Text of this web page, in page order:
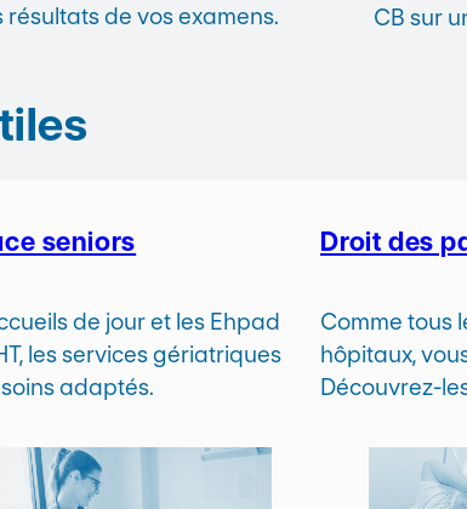
résultats de vos examens.
CB sur
seniors
de jour et les Ehpad
les services gériatriques
adaptés.
Droit des
Comme tous
hôpitaux,
Découvrez-